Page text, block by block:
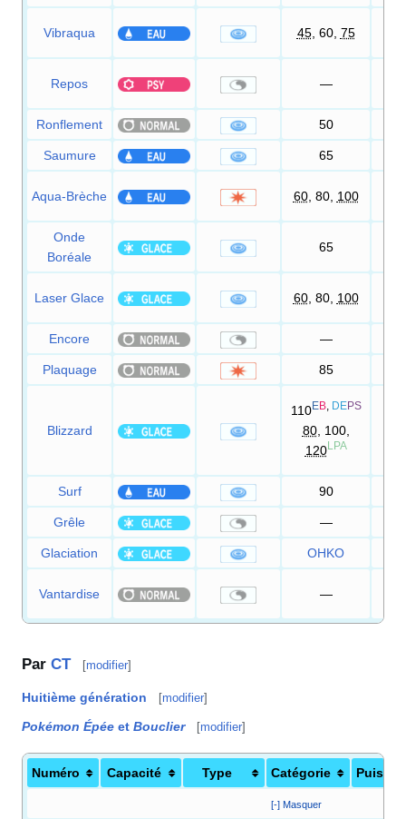
Vibraqua 45, 60, 75
Repos —
Ronflement 50
Saumure 65
Aqua-Brèche 60, 80, 100
Onde
Boréale
65
Laser Glace 60, 80, 100
Encore —
Plaquage 85
Blizzard
110EB, DEPS
80, 100,
120 LPA
Surf 90
Grêle —
Glaciation OHKO
Vantardise —
Par CT [modifier]
Huitième génération [modifier]
Pokémon Épée et Bouclier [modifier]
Numéro Capacité Type Catégorie
[-] Masquer